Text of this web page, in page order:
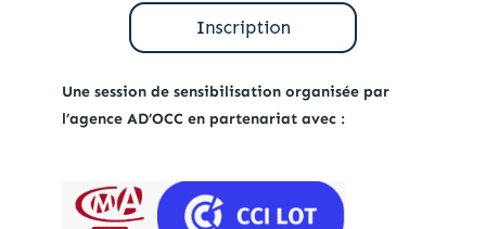
Une session de sensibilisation organisée par
l’agence AD’OCC en partenariat avec :